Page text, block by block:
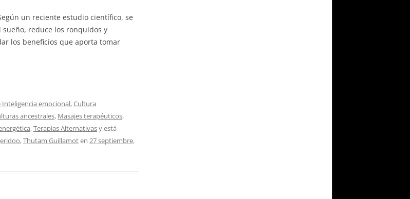
un reciente estudio científico, se
reduce los ronquidos y
los beneficios que aporta tomar
emocional,Cultura
ancestrales, Masajes terapéuticos,
,Terapias Alternativasy está
,Thutam Guillamoten 27 septiembre,